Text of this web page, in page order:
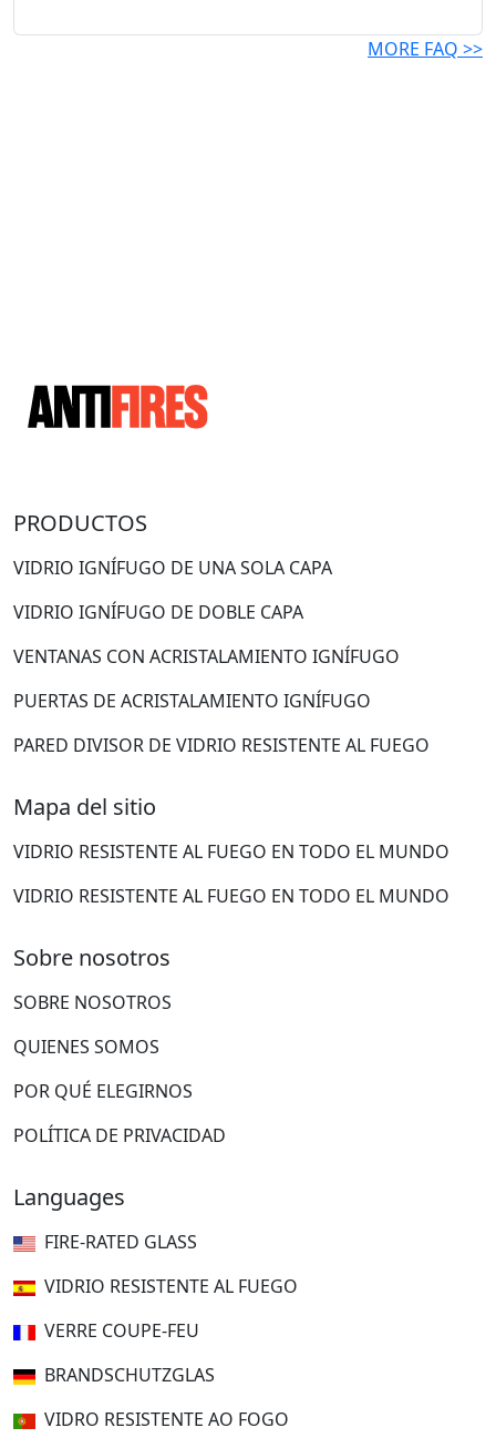
MORE FAQ >>
PRODUCTOS
VIDRIO IGNÍFUGO DE UNA SOLA CAPA
VIDRIO IGNÍFUGO DE DOBLE CAPA
VENTANAS CON ACRISTALAMIENTO IGNÍFUGO
PUERTAS DE ACRISTALAMIENTO IGNÍFUGO
PARED DIVISOR DE VIDRIO RESISTENTE AL FUEGO
Mapa del sitio
VIDRIO RESISTENTE AL FUEGO EN TODO EL MUNDO
VIDRIO RESISTENTE AL FUEGO EN TODO EL MUNDO
Sobre nosotros
SOBRE NOSOTROS
QUIENES SOMOS
POR QUÉ ELEGIRNOS
POLÍTICA DE PRIVACIDAD
Languages
FIRE-RATED GLASS
VIDRIO RESISTENTE AL FUEGO
VERRE COUPE-FEU
BRANDSCHUTZGLAS
VIDRO RESISTENTE AO FOGO